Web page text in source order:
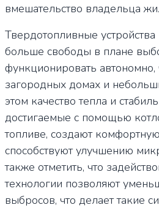
вмешательство владельца
Твердотопливные
больше свободы в плане
функционировать
загородных домах и
этом качество тепла и
достигаемые с помощью
топливе, создают
способствуют улучшению
также отметить, что
технологии позволяют
выбросов, что делает такие